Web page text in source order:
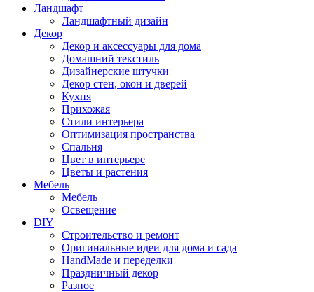
Ландшафт
Ландшафтный дизайн
Декор
Декор и аксессуары для дома
Домашний текстиль
Дизайнерские штучки
Декор стен, окон и дверей
Кухня
Прихожая
Стили интерьера
Оптимизация пространства
Спальня
Цвет в интерьере
Цветы и растения
Мебель
Мебель
Освещение
DIY
Строительство и ремонт
Оригинальные идеи для дома и сада
HandMade и переделки
Праздничный декор
Разное